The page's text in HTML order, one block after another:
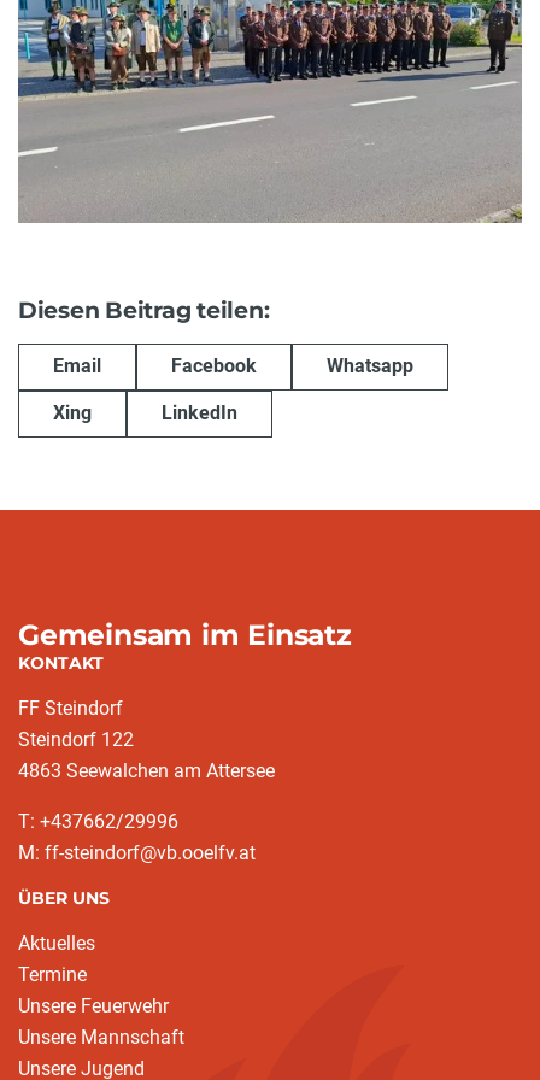
Diesen Beitrag teilen:
Email Facebook Whatsapp
Xing LinkedIn
Gemeinsam im Einsatz
KONTAKT
FF Steindorf
Steindorf 122
4863 Seewalchen am Attersee
T: +437662/29996
M: ff-steindorf@vb.ooelfv.at
ÜBER UNS
Aktuelles
Termine
Unsere Feuerwehr
Unsere Mannschaft
Unsere Jugend